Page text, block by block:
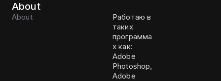
About
About
Работаю в
таких
программа
х как:
Adobe
Photoshop,
Adobe